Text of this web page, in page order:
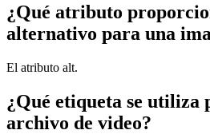
¿Qué atributo
alternativo para una
El atributo alt.
¿Qué etiqueta se
archivo de video?